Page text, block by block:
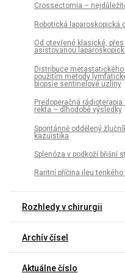
Crossectomia –
Robotická laparoskopická
Od otevřené klasické,
asistovanou
Distribuce
použitím metody
biopsie sentinelové uzliny
Predoperačná
rekta – dlhodobé výsledky
Spontánně oddělený
kazuistika
Splenóza v podkoží břišní
Raritní příčina ileu tenkého
Rozhledy v chirurgii
Archív čísel
Aktuálne číslo